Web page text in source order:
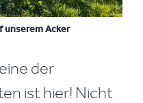
unserem Acker
der
ist hier! Nicht